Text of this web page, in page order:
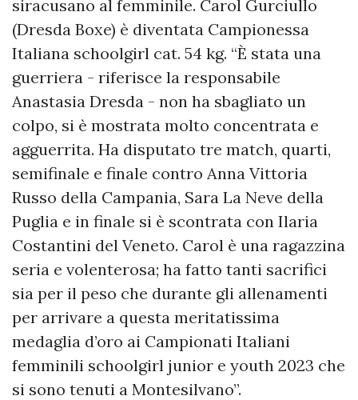
siracusano al femminile. Carol Gurciullo
(Dresda Boxe) è diventata Campionessa
Italiana schoolgirl cat. 54 kg. “È stata una
guerriera - riferisce la responsabile
Anastasia Dresda - non ha sbagliato un
colpo, si è mostrata molto concentrata e
agguerrita. Ha disputato tre match, quarti,
semifinale e finale contro Anna Vittoria
Russo della Campania, Sara La Neve della
Puglia e in finale si è scontrata con Ilaria
Costantini del Veneto. Carol è una ragazzina
seria e volenterosa; ha fatto tanti sacrifici
sia per il peso che durante gli allenamenti
per arrivare a questa meritatissima
medaglia d’oro ai Campionati Italiani
femminili schoolgirl junior e youth 2023 che
si sono tenuti a Montesilvano”.